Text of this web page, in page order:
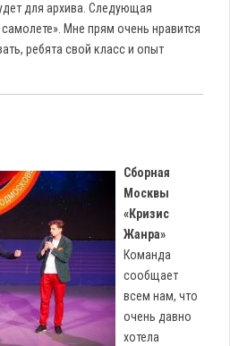
для архива. Следующая
Мне прям очень нравится
ребята свой класс и опыт
Сборная
Москвы
«Кризис
Жанра»
Команда
сообщает
всем нам, что
очень давно
хотела